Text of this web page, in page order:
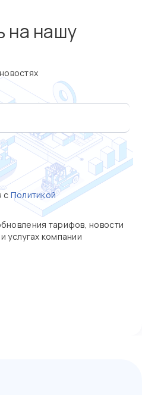
на нашу
с Политикой
тарифов, новости
услугах компании